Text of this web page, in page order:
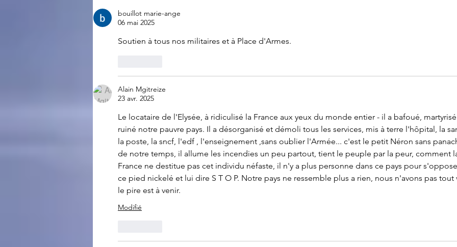
bouillot marie-ange
06 mai 2025
Soutien à tous nos militaires et à Place d'Armes.
Alain Mgitreize
23 avr. 2025
Le locataire de l'Elysée, à ridiculisé la France aux yeux du monde entier - il a bafoué,
ruiné notre pauvre pays. Il a désorganisé et démoli tous les services, mis à terre l'hôpital, la
la poste, la sncf, l'edf , l'enseignement ,sans oublier l'Armée... c'est le petit Néron sans
de notre temps, il allume les incendies un peu partout, tient le peuple par la peur, comment
France ne destitue pas cet individu néfaste, il n'y a plus personne dans ce pays pour
ce pied nickelé et lui dire S T O P. Notre pays ne ressemble plus a rien, nous n'avons pas tout
le pire est à venir.
Modifié